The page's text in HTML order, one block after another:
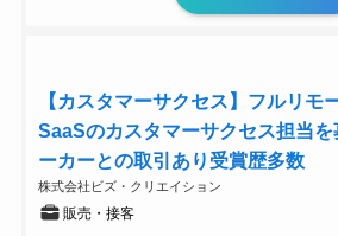
【カスタマーサクセス】フルリモ
SaaSのカスタマーサクセス担当
ーカーとの取引あり受賞歴多数
株式会社ビズ・クリエイション
販売・接客